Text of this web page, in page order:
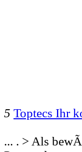
5 Toptecs Ihr
... . > Als